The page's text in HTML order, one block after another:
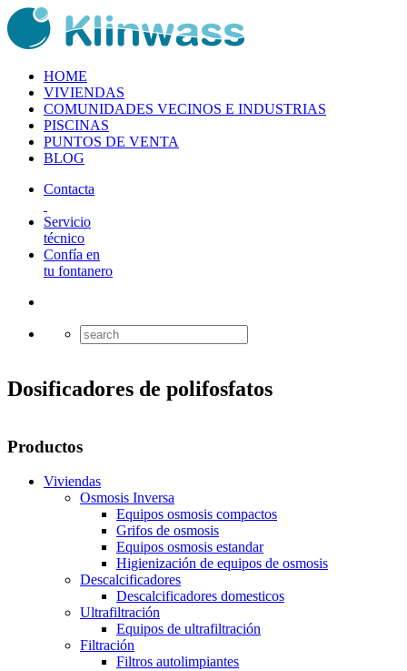
HOME
VIVIENDAS
COMUNIDADES VECINOS E INDUSTRIAS
PISCINAS
PUNTOS DE VENTA
BLOG
Contacta
Servicio
técnico
Confía en
tu fontanero
Dosificadores de polifosfatos
Productos
Viviendas
Osmosis Inversa
Equipos osmosis compactos
Grifos de osmosis
Equipos osmosis estandar
Higienización de equipos de osmosis
Descalcificadores
Descalcificadores domesticos
Ultrafiltración
Equipos de ultrafiltración
Filtración
Filtros autolimpiantes